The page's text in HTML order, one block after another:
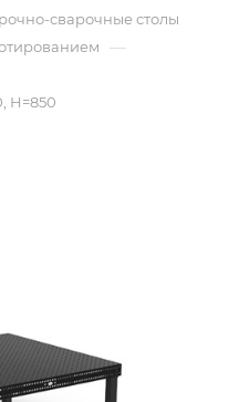
сварочные столы
—
H=850